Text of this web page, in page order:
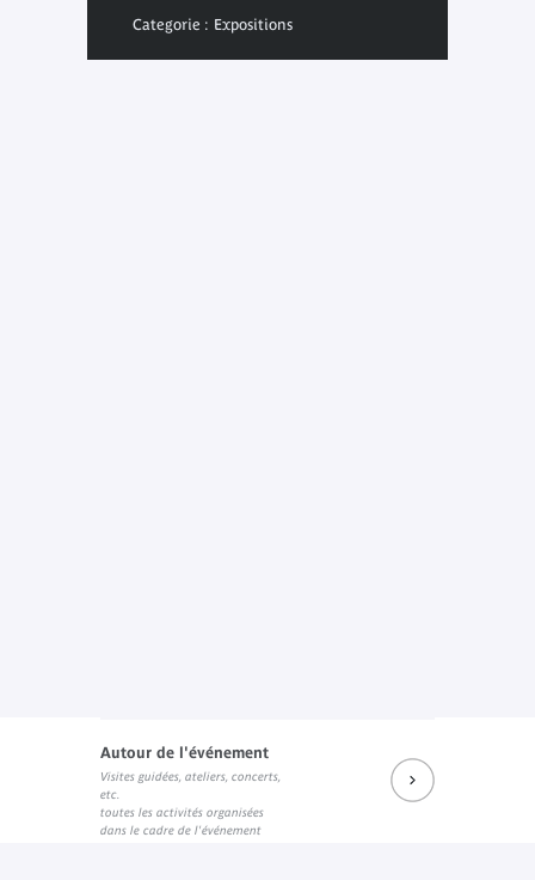
Categorie : Expositions
Autour de l'événement
Visites guidées, ateliers, concerts,
etc.
toutes les activités organisées
dans le cadre de l'événement